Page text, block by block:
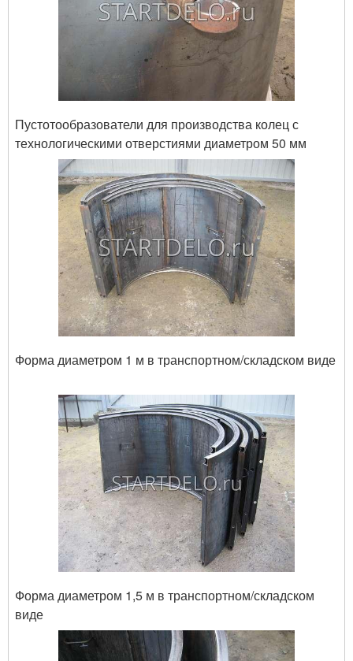
Пустотообразователи для производства колец с
технологическими отверстиями диаметром 50 мм
Форма диаметром 1 м в транспортном/складском виде
Форма диаметром 1,5 м в транспортном/складском
виде